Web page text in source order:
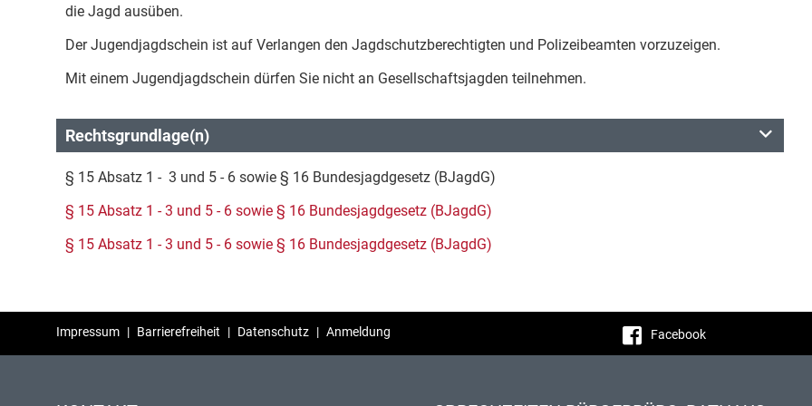
die Jagd ausüben.
Der Jugendjagdschein ist auf Verlangen den Jagdschutzberechtigten und Polizeibeamten vorzuzeigen.
Mit einem Jugendjagdschein dürfen Sie nicht an Gesellschaftsjagden teilnehmen.
Rechtsgrundlage(n)
§ 15 Absatz 1 - 3 und 5 - 6 sowie § 16 Bundesjagdgesetz (BJagdG)
§ 15 Absatz 1 - 3 und 5 - 6 sowie § 16 Bundesjagdgesetz (BJagdG)
§ 15 Absatz 1 - 3 und 5 - 6 sowie § 16 Bundesjagdgesetz (BJagdG)
Impressum | Barrierefreiheit | Datenschutz | Anmeldung Facebook